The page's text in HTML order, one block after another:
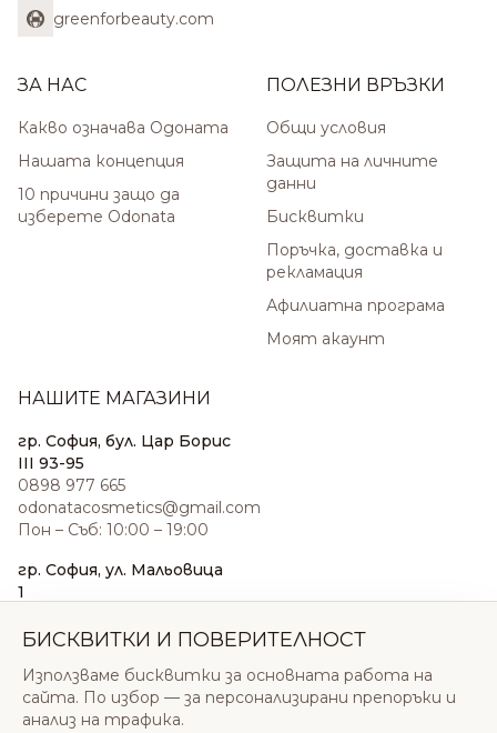
greenforbeauty.com
ЗА НАС
Какво означава Одоната
Нашата концепция
10 причини защо да
изберете Odonata
ПОЛЕЗНИ ВРЪЗКИ
Общи условия
Защита на личните
данни
Бисквитки
Поръчка, доставка и
рекламация
Афилиатна програма
Моят акаунт
НАШИТЕ МАГАЗИНИ
гр. София, бул. Цар Борис
III 93-95
0898 977 665
odonatacosmetics@gmail.com
Пон – Съб: 10:00 – 19:00
гр. София, ул. Мальовица
1
sales@odonatacosmetics.com
Нед: 11:00 – 18:00
БИСКВИТКИ И ПОВЕРИТЕЛНОСТ
Използваме бисквитки за основната работа на
сайта. По избор — за персонализирани препоръки и
анализ на трафика.